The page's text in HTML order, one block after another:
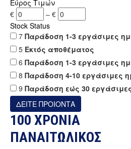
Εύρος Τιμών
€
– €
Stock Status
7 Παράδοση 1-3 εργάσιμες
5 Εκτός αποθέματος
6 Παράδοση 1-3 εργάσιμες
8 Παράδοση 4-10 εργάσιμες
9 Παράδοση εώς 30
100 ΧΡΟΝΙΑ
ΠΑΝΑΙΤΩΛΙΚΟΣ